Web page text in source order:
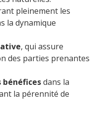
pleinement les
la dynamique
, qui assure
des parties prenantes
dans la
la pérennité de